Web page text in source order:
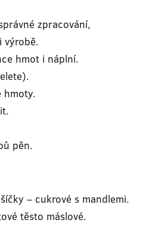
zpracování,
výrobě.
hmot i náplní.
hmoty.
pěn.
– cukrové s mandlemi.
těsto máslové.